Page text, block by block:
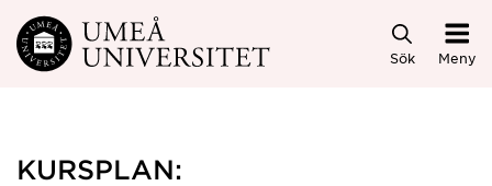
Hoppa direkt till innehållet
Sök Meny
KURSPLAN: